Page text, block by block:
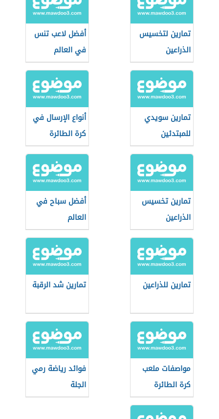
تمارين لتخسيس
الذراعين
أفضل لاعب تنس
في العالم
تمارين سويدي
للمبتدئين
أنواع الإرسال في
كرة الطائرة
تمارين تخسيس
الذراعين
أفضل سباح في
العالم
تمارين للذراعين تمارين شد الرقبة
مواصفات ملعب
كرة الطائرة
الشاطئية
فوائد رياضة رمي
الجلة